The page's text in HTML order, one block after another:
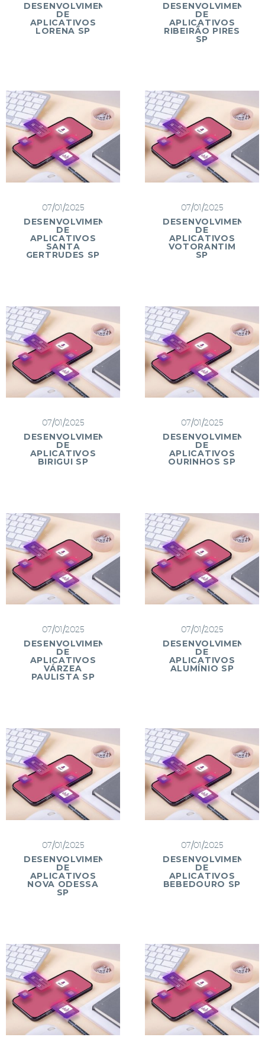
DESENVOLVIMENTO
DE
APLICATIVOS
LORENA SP
DESENVOLVIMENTO
DE
APLICATIVOS
RIBEIRÃO PIRES
SP
07/01/2025
DESENVOLVIMENTO
DE
APLICATIVOS
SANTA
GERTRUDES SP
07/01/2025
DESENVOLVIMENTO
DE
APLICATIVOS
VOTORANTIM
SP
07/01/2025
DESENVOLVIMENTO
DE
APLICATIVOS
BIRIGUI SP
07/01/2025
DESENVOLVIMENTO
DE
APLICATIVOS
OURINHOS SP
07/01/2025
DESENVOLVIMENTO
DE
APLICATIVOS
VÁRZEA
PAULISTA SP
07/01/2025
DESENVOLVIMENTO
DE
APLICATIVOS
ALUMÍNIO SP
07/01/2025
DESENVOLVIMENTO
DE
APLICATIVOS
NOVA ODESSA
SP
07/01/2025
DESENVOLVIMENTO
DE
APLICATIVOS
BEBEDOURO SP